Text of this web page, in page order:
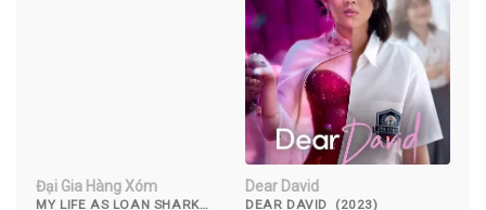
Đại Gia Hàng Xóm
MY LIFE AS LOAN SHARK
Dear David
DEAR DAVID (2023)